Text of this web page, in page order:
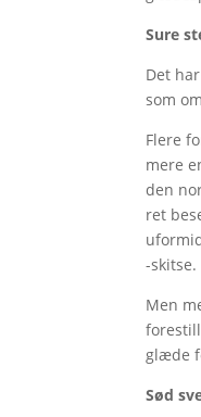
Sure
Det
som
Flere
mere
den
ret
-
Men
glæde
Sød